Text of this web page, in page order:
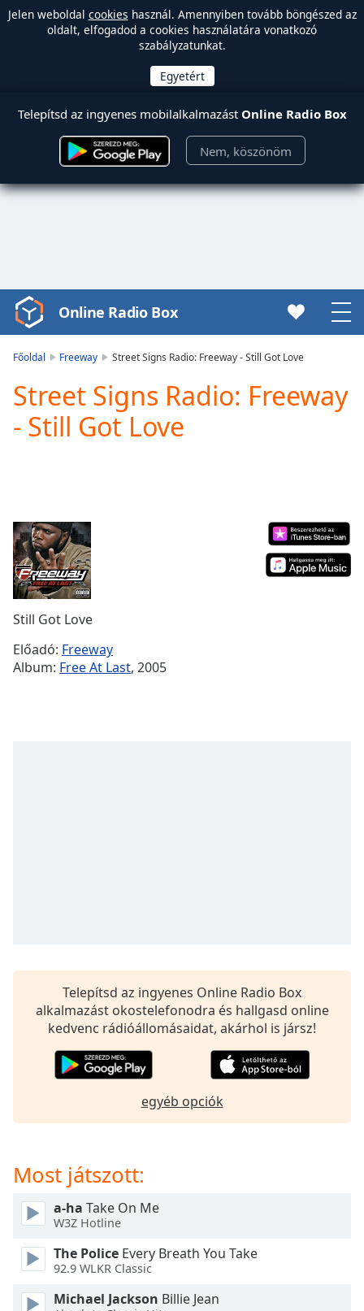
Jelen weboldal cookies használ. Amennyiben tovább böngészed az
oldalt, elfogadod a cookies használatára vonatkozó
szabályzatunkat.
Telepítsd az ingyenes mobilalkalmazást Online Radio Box
Nem, köszönöm
Video
Player
Play
Video
Current
Time0:00
Duration-:-
Loaded:
Stream
TypeLIVE
Seek to
off,
selected
subtitles
settings,
settings
subtitles
off,
selected
Track
Picture
Online Radio Box
Főoldal Freeway Street Signs Radio: Freeway - Still Got Love
Street Signs Radio: Freeway
- Still Got Love
Still Got Love
Előadó: Freeway
Album: Free At Last, 2005
Telepítsd az ingyenes Online Radio Box
alkalmazást okostelefonodra és hallgasd online
kedvenc rádióállomásaidat, akárhol is jársz!
egyéb opciók
Most játszott:
a-ha Take On Me
W3Z Hotline
The Police Every Breath You Take
92.9 WLKR Classic
Michael Jackson Billie Jean